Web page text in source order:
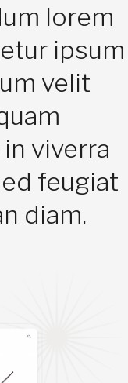
lorem
ipsum
velit
viverra
feugiat
diam.